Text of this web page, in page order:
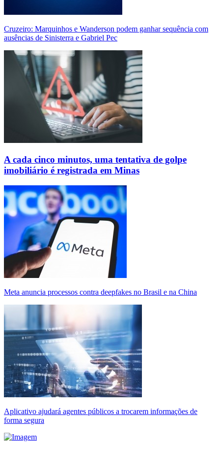
Cruzeiro: Marquinhos e Wanderson podem ganhar sequência com
ausências de Sinisterra e Gabriel Pec
A cada cinco minutos, uma tentativa de golpe
imobiliário é registrada em Minas
Meta anuncia processos contra deepfakes no Brasil e na China
Aplicativo ajudará agentes públicos a trocarem informações de
forma segura